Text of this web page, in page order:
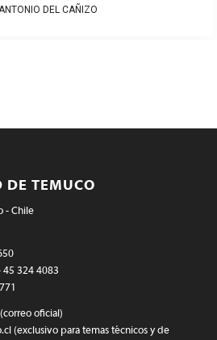
DEL CAÑIZO
DE TEMUCO
- Chile
45 324 4083
oficial)
(exclusivo para temas técnicos y de